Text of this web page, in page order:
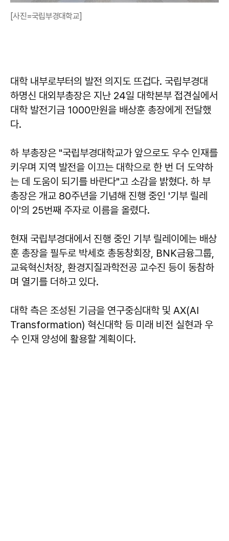
[사진=국립부경대학교]
대학 내부로부터의 발전 의지도 뜨겁다. 국립부경대
하명신 대외부총장은 지난 24일 대학본부 접견실에서
대학 발전기금 1000만원을 배상훈 총장에게 전달했
다.
하 부총장은 "국립부경대학교가 앞으로도 우수 인재를
키우며 지역 발전을 이끄는 대학으로 한 번 더 도약하
는 데 도움이 되기를 바란다"고 소감을 밝혔다. 하 부
총장은 개교 80주년을 기념해 진행 중인 '기부 릴레
이'의 25번째 주자로 이름을 올렸다.
현재 국립부경대에서 진행 중인 기부 릴레이에는 배상
훈 총장을 필두로 박세호 총동창회장, BNK금융그룹,
교육혁신처장, 환경지질과학전공 교수진 등이 동참하
며 열기를 더하고 있다.
대학 측은 조성된 기금을 연구중심대학 및 AX(AI
Transformation) 혁신대학 등 미래 비전 실현과 우
수 인재 양성에 활용할 계획이다.